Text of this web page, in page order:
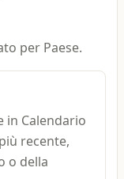
per Paese.
in Calendario
recente,
o della